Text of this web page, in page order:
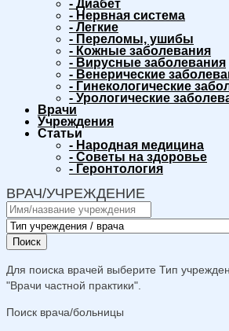
- Диабет
- Нервная система
- Легкие
- Переломы, ушибы
- Кожные заболевания
- Вирусные заболевания
- Венерические
- Гинекологические
- Урологические
Врачи
Учреждения
Статьи
- Народная медицина
- Советы на здоровье
- Геронтология
ВРАЧ/УЧРЕЖДЕНИЕ
Поиск
Для поиска врачей выберите Тип
"Врачи частной практики".
Поиск врача/больницы